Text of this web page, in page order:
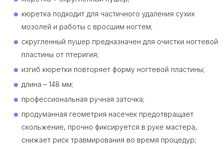
кюретка подходит для частичного удаления сухих
мозолей и работы с вросшим ногтем;
скругленный пушер предназначен для очистки ногтевой
пластины от птеригия;
изгиб кюретки повторяет форму ногтевой пластины;
длина – 148 мм;
профессиональная ручная заточка;
продуманная геометрия насечек предотвращает
скольжение, прочно фиксируется в руке мастера,
снижает риск травмирования во время процедур;